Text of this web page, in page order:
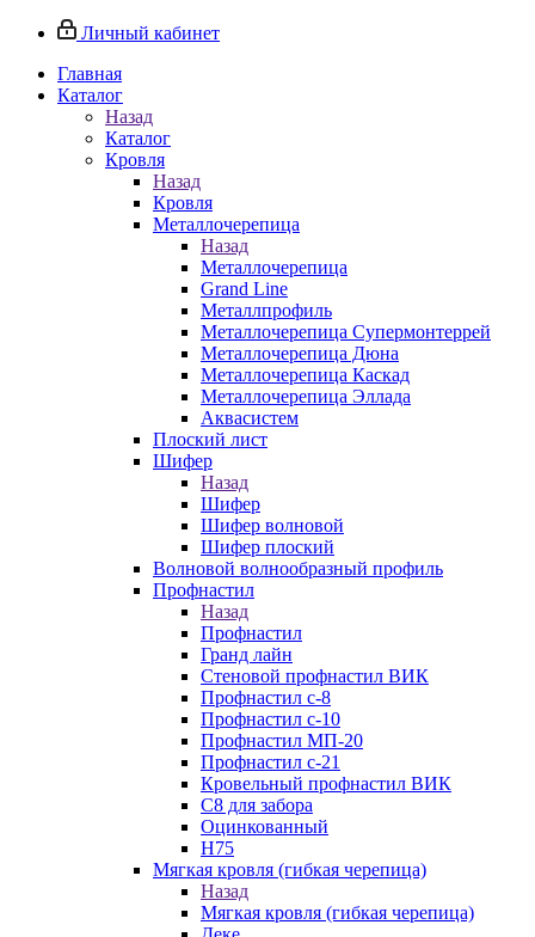
Личный кабинет
Главная
Каталог
Назад
Каталог
Кровля
Назад
Кровля
Металлочерепица
Назад
Металлочерепица
Grand Line
Металлпрофиль
Металлочерепица Супермонтеррей
Металлочерепица Дюна
Металлочерепица Каскад
Металлочерепица Эллада
Аквасистем
Плоский лист
Шифер
Назад
Шифер
Шифер волновой
Шифер плоский
Волновой волнообразный профиль
Профнастил
Назад
Профнастил
Гранд лайн
Стеновой профнастил ВИК
Профнастил с-8
Профнастил с-10
Профнастил МП-20
Профнастил с-21
Кровельный профнастил ВИК
С8 для забора
Оцинкованный
Н75
Мягкая кровля (гибкая черепица)
Назад
Мягкая кровля (гибкая черепица)